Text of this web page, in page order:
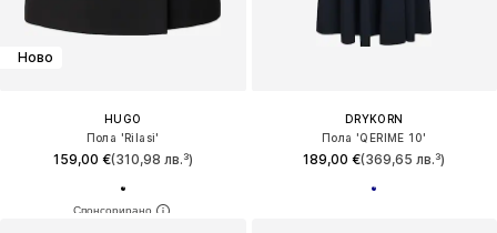
Ново
HUGO
Пола 'Rilasi'
159,00 €(310,98 лв.³)
DRYKORN
Пола 'QERIME 10'
189,00 €(369,65 лв.³)